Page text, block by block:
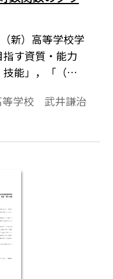
ten.tokyo-
新）高等学校学
す資質・能力
能」，「（未
を人生や社会に
化している。
」という文言
学科の授業の中
習指導要領が
ための主体
として，前任
校池田校舎）
たい。
等学校 武井謙治